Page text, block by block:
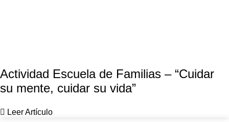
Actividad Escuela de Familias – “Cuidar
su mente, cuidar su vida”
Leer Artículo